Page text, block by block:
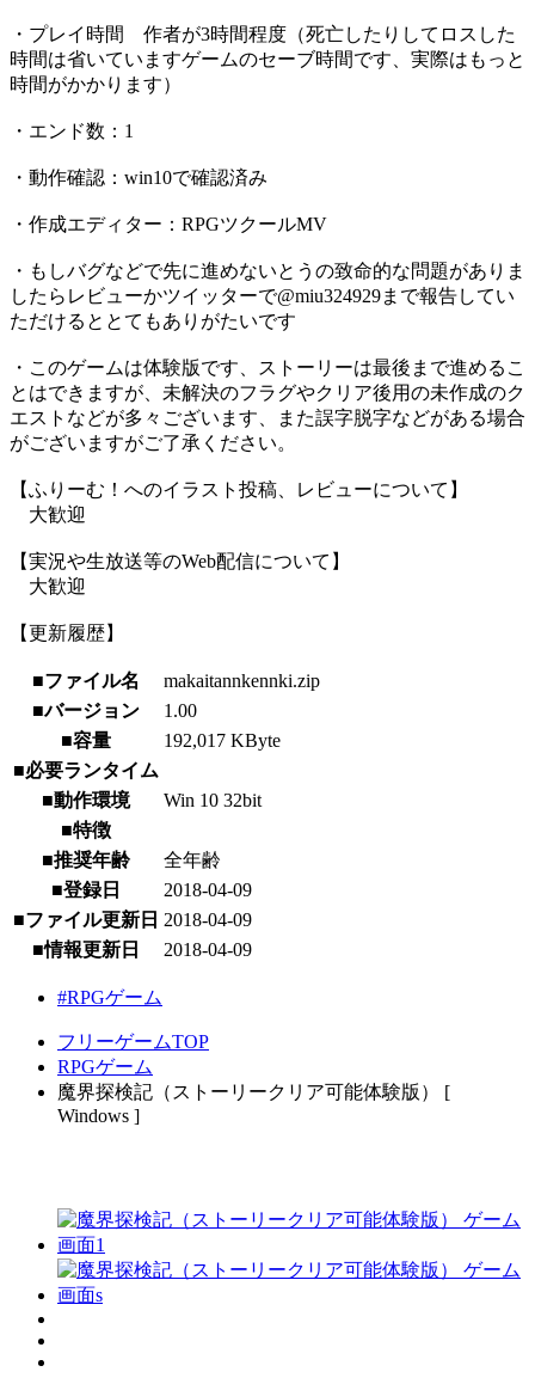
・プレイ時間 作者が3時間程度（死亡したりしてロスした
時間は省いていますゲームのセーブ時間です、実際はもっと
時間がかかります）
・エンド数：1
・動作確認：win10で確認済み
・作成エディター：RPGツクールMV
・もしバグなどで先に進めないとうの致命的な問題がありま
したらレビューかツイッターで@miu324929まで報告してい
ただけるととてもありがたいです
・このゲームは体験版です、ストーリーは最後まで進めるこ
とはできますが、未解決のフラグやクリア後用の未作成のク
エストなどが多々ございます、また誤字脱字などがある場合
がございますがご了承ください。
【ふりーむ！へのイラスト投稿、レビューについて】
大歓迎
【実況や生放送等のWeb配信について】
大歓迎
【更新履歴】
■ファイル名
makaitannkennki.zip
■バージョン
1.00
■容量
192,017 KByte
■必要ランタイム
■動作環境
Win 10 32bit
■特徴
■推奨年齢
全年齢
■登録日
2018-04-09
■ファイル更新日 2018-04-09
■情報更新日
2018-04-09
#RPGゲーム
フリーゲームTOP
RPGゲーム
魔界探検記（ストーリークリア可能体験版） [
Windows ]